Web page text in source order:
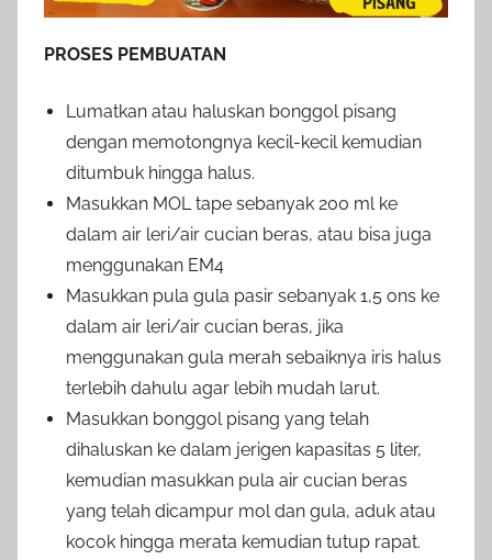
PROSES PEMBUATAN
Lumatkan atau haluskan bonggol pisang
dengan memotongnya kecil-kecil kemudian
ditumbuk hingga halus.
Masukkan MOL tape sebanyak 200 ml ke
dalam air leri/air cucian beras, atau bisa juga
menggunakan EM4
Masukkan pula gula pasir sebanyak 1,5 ons ke
dalam air leri/air cucian beras, jika
menggunakan gula merah sebaiknya iris halus
terlebih dahulu agar lebih mudah larut.
Masukkan bonggol pisang yang telah
dihaluskan ke dalam jerigen kapasitas 5 liter,
kemudian masukkan pula air cucian beras
yang telah dicampur mol dan gula, aduk atau
kocok hingga merata kemudian tutup rapat.